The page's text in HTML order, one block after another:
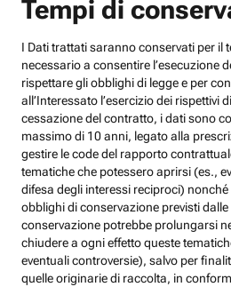
Tempi di
I Dati trattati saranno conservati per il
necessario a consentire l’esecuzione
rispettare gli obblighi di legge e per
all’Interessato l’esercizio dei rispettivi
cessazione del contratto, i dati sono
massimo di 10 anni, legato alla
gestire le code del rapporto
tematiche che potessero aprirsi (es.,
difesa degli interessi reciproci)
obblighi di conservazione previsti
conservazione potrebbe prolungarsi
chiudere a ogni effetto queste
eventuali controversie), salvo per
quelle originarie di raccolta, in